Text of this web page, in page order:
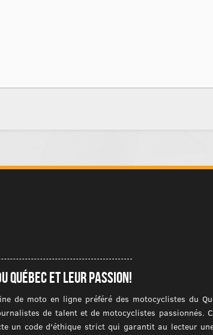
québec et leur passion!
de moto en ligne préféré des motocyclistes du
de talent et de motocyclistes passionnés.
un code d'éthique strict qui garantit au lecteur